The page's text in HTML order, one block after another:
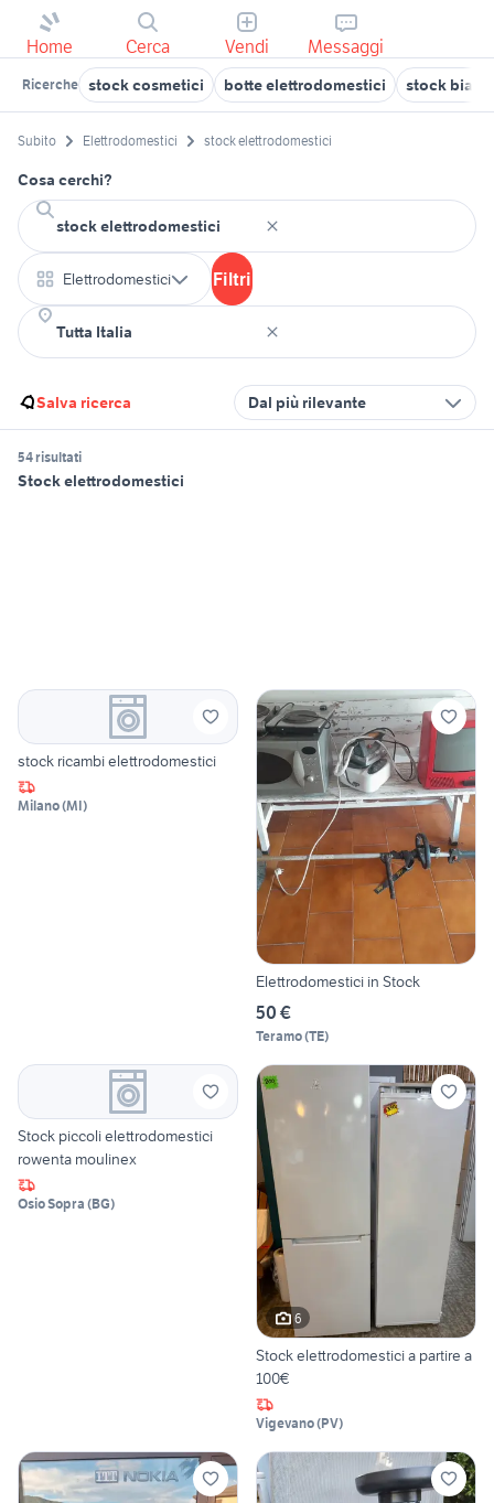
Home Cerca Vendi Messaggi
Ricerche stock cosmetici botte elettrodomestici stock
Subito Elettrodomestici stock elettrodomestici
Cosa cerchi?
Elettrodomestici Filtri
Salva ricerca Dal più rilevante
54 risultati
Stock elettrodomestici
stock ricambi elettrodomestici
Milano(MI)
Elettrodomestici in Stock
50 €
Teramo(TE)
Stock piccoli elettrodomestici
rowenta moulinex
Osio Sopra (BG)
6
Stock elettrodomestici a partire a
100€
Vigevano(PV)